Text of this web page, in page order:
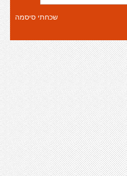
שכחתי סיסמה